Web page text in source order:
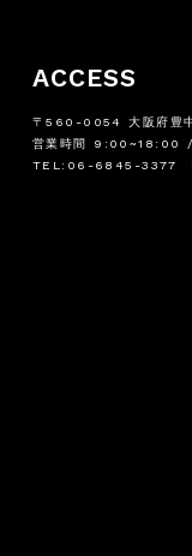
ACCESS
〒560-0054 大阪府豊
営業時間 9:00~18:00 /
TEL:06-6845-3377